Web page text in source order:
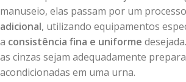
manuseio, elas passam por um
adicional, utilizando equipamentos
a consistência fina e uniforme
as cinzas sejam adequadamente
acondicionadas em uma urna.